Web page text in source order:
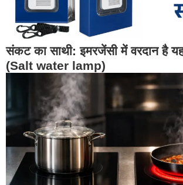
संकट का साथी: इमरजेंसी में वरदान है
(Salt water lamp)